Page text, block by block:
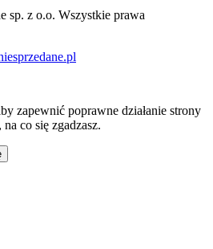
sp. z o.o. Wszystkie prawa
zapewnić poprawne działanie strony
co się zgadzasz.